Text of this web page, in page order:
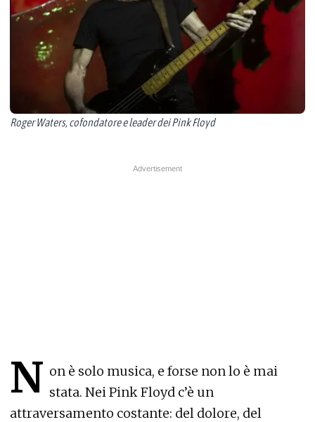
Roger Waters, cofondatore e leader dei Pink Floyd
N on è solo musica, e forse non lo è mai
stata. Nei Pink Floyd c’è un
attraversamento costante: del dolore, del